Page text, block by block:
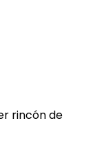
rincón de